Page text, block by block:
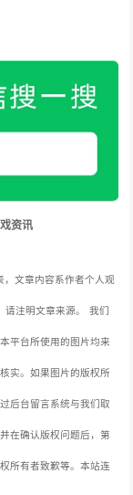
资讯
，文章内容系作者个人观
注明文章来源。 我们
平台所使用的图片均来
实。如果图片的版权所
后台留言系统与我们取
在确认版权问题后，第
所有者致歉等。本站连